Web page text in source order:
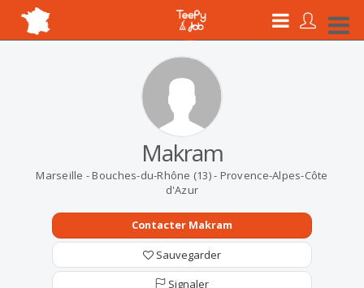
Makram
Marseille - Bouches-du-Rhône (13) - Provence-Alpes-Côte
d'Azur
Contacter Makram
Sauvegarder
Signaler